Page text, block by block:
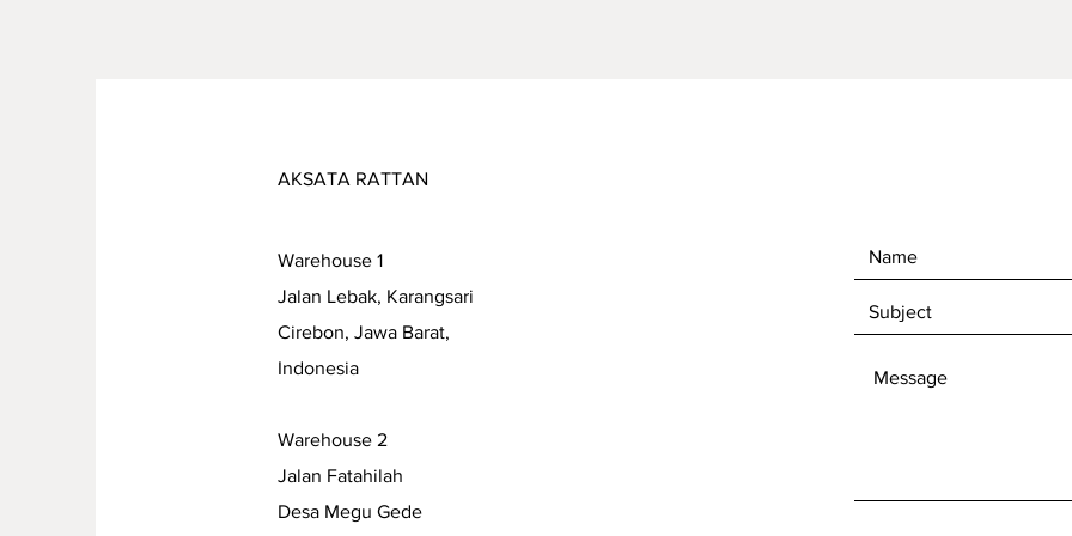
AKSATA RATTAN
Warehouse 1
Jalan Lebak, Karangsari
Cirebon, Jawa Barat,
Indonesia
Warehouse 2
Jalan Fatahilah
Desa Megu Gede